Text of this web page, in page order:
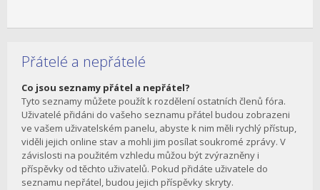
Přátelé a nepřátelé
Co jsou seznamy přátel a nepřátel?
Tyto seznamy můžete použít k rozdělení ostatních členů fóra.
Uživatelé přidáni do vašeho seznamu přátel budou zobrazeni
ve vašem uživatelském panelu, abyste k nim měli rychlý přístup,
viděli jejich online stav a mohli jim posílat soukromé zprávy. V
závislosti na použitém vzhledu můžou být zvýrazněny i
příspěvky od těchto uživatelů. Pokud přidáte uživatele do
seznamu nepřátel, budou jejich příspěvky skryty.